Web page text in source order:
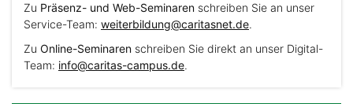
Zu Präsenz- und Web-Seminaren schreiben Sie an unser
Service-Team: weiterbildung@caritasnet.de.
Zu Online-Seminaren schreiben Sie direkt an unser Digital-
Team: info@caritas-campus.de.